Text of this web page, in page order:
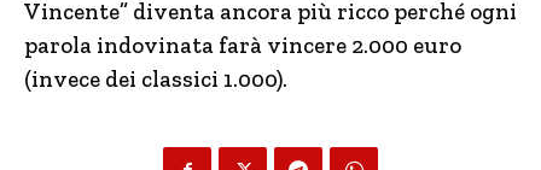
Vincente” diventa ancora più ricco perché ogni
parola indovinata farà vincere 2.000 euro
(invece dei classici 1.000).